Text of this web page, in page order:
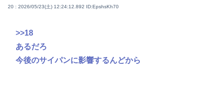
20 : 2026/05/23(土) 12:24:12.892 ID:EpshsKh70
>>18
あるだろ
今後のサイパンに影響するんどから